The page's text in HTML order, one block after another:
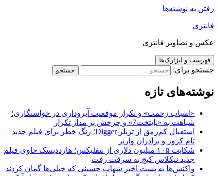
رفتن به نوشته‌ها
فانتزی
عکس و تصاویر فانتزی
فهرست و ابزارک‌ها
جستجو برای:
نوشته‌های تازه
«اسباب زحمت» و تکرار موقعیت آبروداری در خواستگاری؛
شباهت به «پایتخت7» و چرخش بر مدار تکرار
استقبال کم‌رمق از تریلر Digger؛ زنگ خطر برای فیلم جدید
تام کروز و برادران وارنر
شکایت ۱۰۵ میلیون دلاری از نتفلیکس؛ هارددیسک حاوی فیلم
جدید نیکلاس کیج به سرقت رفت
واکنش‌ها به پست اخیر شهاب حسینی که خیلی‌ها گمان کردند